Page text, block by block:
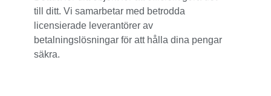
till ditt. Vi samarbetar med betrodda
licensierade leverantörer av
betalningslösningar för att hålla dina pengar
säkra.